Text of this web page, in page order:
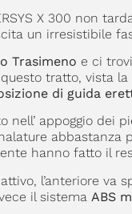
X 300 non
un irresistibile
Trasimeno e ci
tratto, vista
di guida
nell’ appoggio dei
abbastanza
hanno fatto il
l’anteriore va
il sistema ABS